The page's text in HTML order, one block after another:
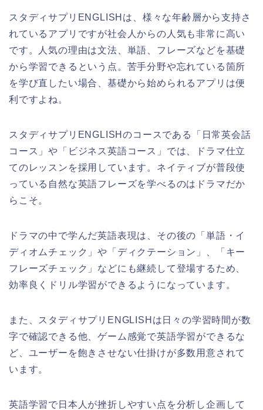
スタディサプリENGLISHは、様々な年齢層から支持さ
れているアプリですが社会人からの人気も非常に高い
です。人気の理由は文法、単語、フレーズなどを基礎
から学習できるという点。苦手分野や忘れている箇所
を学び直したい場合、基礎から始められるアプリは便
利ですよね。
スタディサプリENGLISHのコースである「日常英会話
コース」や「ビジネス英語コース」では、ドラマ仕立
てのレッスンを採用しています。ネイティブが普段使
っている自然な英語フレーズを学べるのはドラマだか
らこそ。
ドラマの中で学んだ英語表現は、その後の「単語・イ
ディオムチェック」や「ディクテーション」、「キー
フレーズチェック」などにも継続して登場するため、
効率良くドリル学習ができるようになっています。
また、スタディサプリENGLISHは日々の学習時間が数
字で確認できる他、ゲーム感覚で英語学習ができるな
ど、ユーザーを飽きさせない仕掛けが多数用意されて
います。
英語学習で日本人が挫折しやすい点を分析し企画して